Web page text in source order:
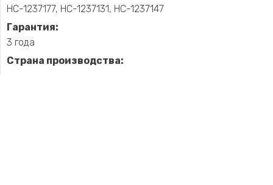
НС-1237177, НС-1237131, НС-1237147
Гарантия:
3 года
Страна производства: